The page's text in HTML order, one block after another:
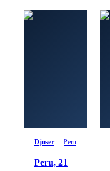
Djoser Peru
Peru, 21